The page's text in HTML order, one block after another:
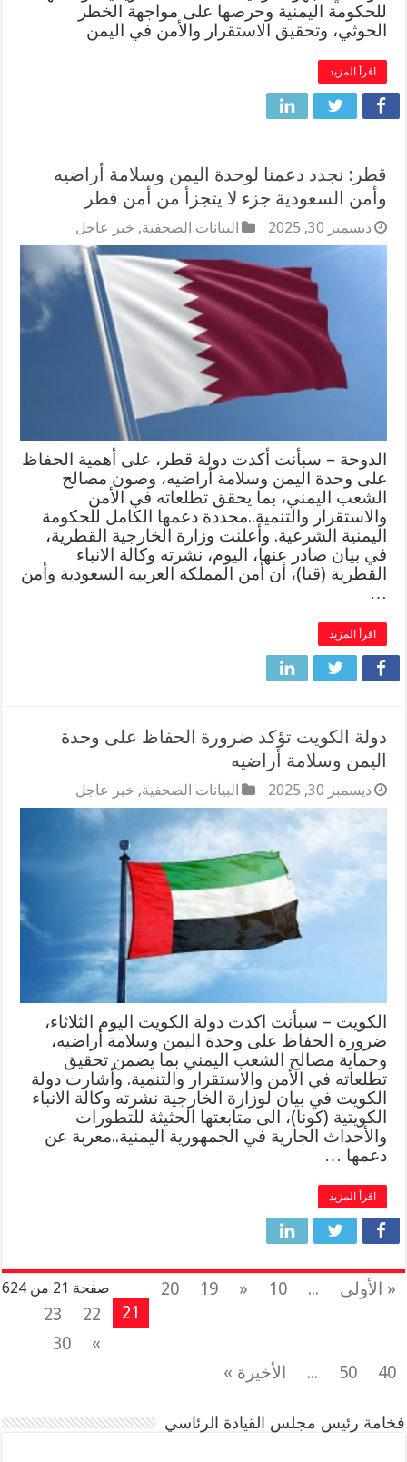
للحكومة اليمنية وحرصها على مواجهة الخطر
الحوثي، وتحقيق الاستقرار والأمن في اليمن
اقرأ المزيد
قطر: نجدد دعمنا لوحدة اليمن وسلامة أراضيه
وأمن السعودية جزء لا يتجزأ من أمن قطر
ديسمبر 30, 2025 البيانات الصحفية, خبر عاجل
الدوحة – سبأنت أكدت دولة قطر، على أهمية الحفاظ
على وحدة اليمن وسلامة أراضيه، وصون مصالح
الشعب اليمني، بما يحقق تطلعاته في الأمن
والاستقرار والتنمية..مجددة دعمها الكامل للحكومة
اليمنية الشرعية. وأعلنت وزارة الخارجية القطرية،
في بيان صادر عنها، اليوم، نشرته وكالة الانباء
القطرية (قنا)، أن أمن المملكة العربية السعودية وأمن
…
اقرأ المزيد
دولة الكويت تؤكد ضرورة الحفاظ على وحدة
اليمن وسلامة أراضيه
ديسمبر 30, 2025 البيانات الصحفية, خبر عاجل
الكويت – سبأنت اكدت دولة الكويت اليوم الثلاثاء،
ضرورة الحفاظ على وحدة اليمن وسلامة أراضيه،
وحماية مصالح الشعب اليمني بما يضمن تحقيق
تطلعاته في الأمن والاستقرار والتنمية. وأشارت دولة
الكويت في بيان لوزارة الخارجية نشرته وكالة الانباء
الكويتية (كونا)، الى متابعتها الحثيثة للتطورات
والأحداث الجارية في الجمهورية اليمنية..معربة عن
دعمها …
اقرأ المزيد
صفحة 21 من 624 « الأولى ...
10
«
19
20
21
22
23
»
30
40
50
... الأخيرة »
فخامة رئيس مجلس القيادة الرئاسي